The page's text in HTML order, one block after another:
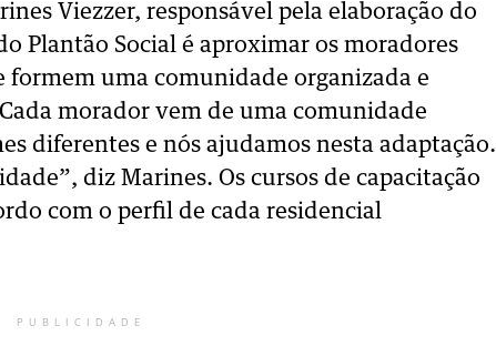
Viezzer, responsável pela elaboração do
Plantão Social é aproximar os moradores
formem uma comunidade organizada e
morador vem de uma comunidade
diferentes e nós ajudamos nesta adaptação.
diz Marines. Os cursos de capacitação
com o perfil de cada residencial
PUBLICIDADE